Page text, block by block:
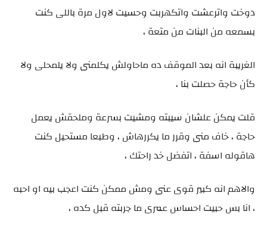
دوخت واترعشت واتكهربت وحسيت لاول مرة باللى كنت
بسمعه من البنات من متعة ،
الغريبة انه بعد الموقف ده ماحاولش يكلمنى ولا يلمحلى ولا
كأن حاجة حصلت بنا ،
قلت يمكن علشان سيبته ومشيت بسرعة وملحقش يعمل
حاجة ، خاف منى وقرر ما يكررهاش ، وطبعا مستحيل كنت
هاقوله اسفة ، اتفضل خد راحتك ،
والاهم انه كبير قوى عنى ومش ممكن كنت اعجب بيه او احبه
، انا بس حبيت احساس عمرى ما جربته قبل كده ،